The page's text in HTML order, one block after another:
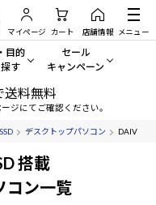
マイページ カート 店舗情報 メニュー
る
目的
す
けパソコン
ングPC・ゲーム向けパソコン
エイティブ向け
セール
キャンペーン
セール・キャンペー
期間限定セール
アウトレットパソコン
送料無料
ジにてご確認ください。
デスクトップパソコン DAIV
搭載
コン一覧